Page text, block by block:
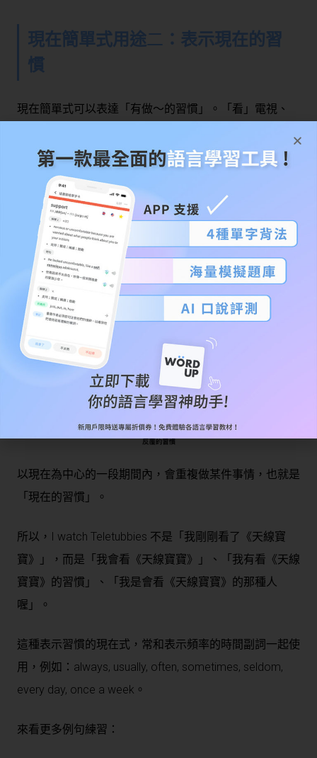
現在簡單式用途二 ：表示現在的習
慣
現在簡單式可以表達「有做～的習慣」。「看」電視、
說，指的是跨越了過去、現在、未來的「反覆動作」。
I watchTeletubbies.
我會看《天線寶寶》 。
He drinks sugar-free milk tea.
他都喝無糖奶茶 。
We see a doctor every week.
我們每週都會去看病。
以現在為中心的一段期間內，會重複做某件事情，也就是
「現在的習慣」。
所以，I watch Teletubbies 不是「我剛剛看了《天線寶
寶》」，而是「我會看《天線寶寶》」、「我有看《天線
寶寶》的習慣」、「我是會看《天線寶寶》的那種人
喔」。
這種表示習慣的現在式，常和表示頻率的時間副詞一起使
用，例如：always, usually, often, sometimes, seldom,
every day, once a week。
來看更多例句練習：